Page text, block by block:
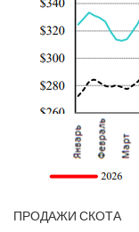
ПРОДАЖИ СКОТА